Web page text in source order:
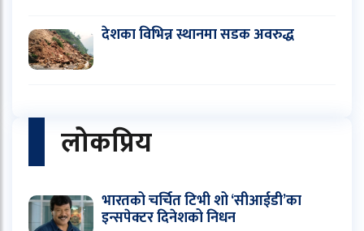
देशका विभिन्न स्थानमा सडक अवरुद्ध
लोकप्रिय
भारतको चर्चित टिभी शो ‘सीआईडी’का
इन्सपेक्टर दिनेशको निधन